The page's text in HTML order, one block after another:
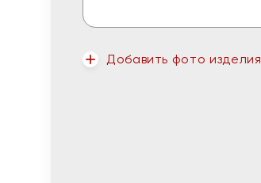
Добавить фото изделия